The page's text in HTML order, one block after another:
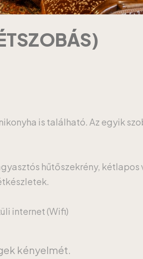
is található. Az egyik
hűtőszekrény,
internet (Wifi)
kényelmét.